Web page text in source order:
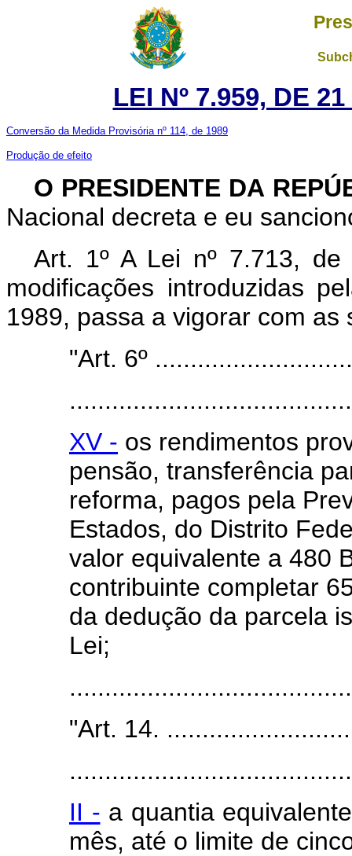
LEI Nº 7.959, DE
Conversão da Medida Provisória nº 114, de 1989
Produção de efeito
O PRESIDENTE DA
Nacional decreta e eu
Art. 1º A Lei nº 7.713,
modificações introduzidas
1989, passa a vigorar com as
"Art. 6º
XV - os rendimentos
pensão, transferência
reforma, pagos pela
Estados, do Distrito
valor equivalente a 480
contribuinte completar
da dedução da parcela
Lei;
"Art. 14.
II - a quantia
mês, até o limite de